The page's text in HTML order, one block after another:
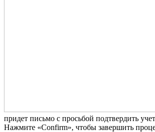
придет письмо с просьбой подтвердить
Нажмите «Confirm», чтобы завершить